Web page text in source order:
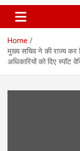
Home
मुख्य सचिव ने की राज्य कर
अधिकारियों को दिए स्पॉट